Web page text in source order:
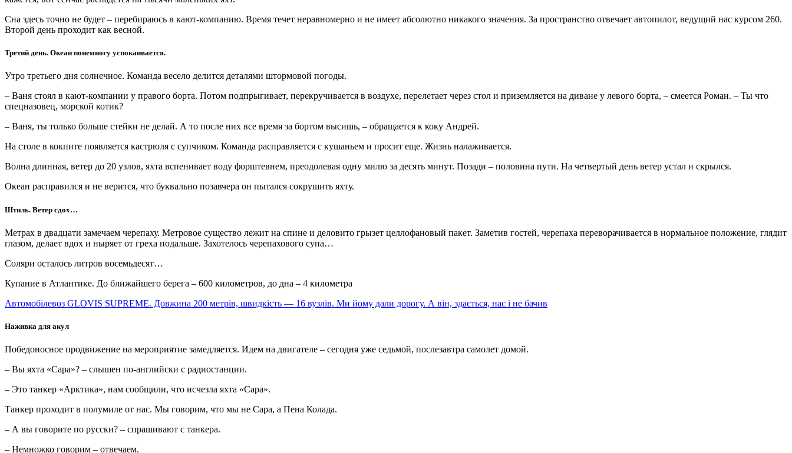
Сна здесь точно не будет – перебираюсь в кают-компанию. Время течет неравномерно и не имеет абсолютно никакого значения. За пространство отвечает автопилот, ведущий нас курсом 260.
Второй день проходит как весной.
Третий день. Океан понемногу успокаивается.
Утро третьего дня солнечное. Команда весело делится деталями штормовой погоды.
– Ваня стоял в кают-компании у правого борта. Потом подпрыгивает, перекручивается в воздухе, перелетает через стол и приземляется на диване у левого борта, – смеется Роман. – Ты что
спецназовец, морской котик?
– Ваня, ты только больше стейки не делай. А то после них все время за бортом высишь, – обращается к коку Андрей.
На столе в кокпите появляется кастрюля с супчиком. Команда расправляется с кушаньем и просит еще. Жизнь налаживается.
Волна длинная, ветер до 20 узлов, яхта вспенивает воду форштевнем, преодолевая одну милю за десять минут. Позади – половина пути. На четвертый день ветер устал и скрылся.
Океан расправился и не верится, что буквально позавчера он пытался сокрушить яхту.
Штиль. Ветер сдох…
Метрах в двадцати замечаем черепаху. Метровое существо лежит на спине и деловито грызет целлофановый пакет. Заметив гостей, черепаха переворачивается в нормальное положение, глядит
глазом, делает вдох и ныряет от греха подальше. Захотелось черепахового супа…
Соляри осталось литров восемьдесят…
Купание в Атлантике. До ближайшего берега – 600 километров, до дна – 4 километра
Автомобілевоз GLOVIS SUPREME. Довжина 200 метрів, швидкість — 16 вузлів. Ми йому дали дорогу. А він, здається, нас і не бачив
Наживка для акул
Победоносное продвижение на мероприятие замедляется. Идем на двигателе – сегодня уже седьмой, послезавтра самолет домой.
– Вы яхта «Сара»? – слышен по-английски с радиостанции.
– Это танкер «Арктика», нам сообщили, что исчезла яхта «Сара».
Танкер проходит в полумиле от нас. Мы говорим, что мы не Сара, а Пена Колада.
– А вы говорите по русски? – спрашивают с танкера.
– Немножко говорим – отвечаем.